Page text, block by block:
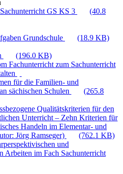
GS KS 3
(40.8
Grundschule
(18.9 KB)
(196.0 KB)
Fachunterricht zum Sachunterricht
für die Familien- und
sächischen Schulen
(265.8
Qualitätskriterien für den
Unterricht – Zehn Kriterien für
Handeln im Elementar- und
Jörg Ramseger)
(762.1 KB)
und
Arbeiten im Fach Sachunterricht